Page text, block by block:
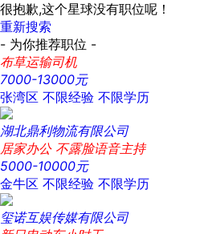
很抱歉,这个星球没有职位呢！
重新搜索
- 为你推荐职位 -
布草运输司机
7000-13000元
张湾区 不限经验 不限学历
湖北鼎利物流有限公司
居家办公 不露脸语音主持
5000-10000元
金牛区 不限经验 不限学历
玺诺互娱传媒有限公司